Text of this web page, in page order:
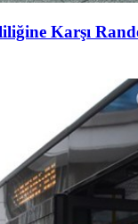
Karşı